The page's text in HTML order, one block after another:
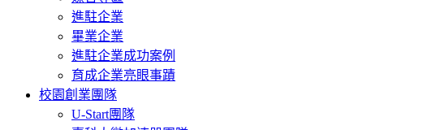
進駐企業
畢業企業
進駐企業成功案例
育成企業亮眼事蹟
校園創業團隊
U-Start團隊